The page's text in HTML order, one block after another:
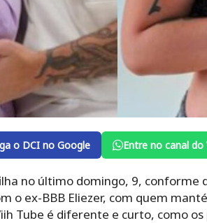
o DCI no Google Entre no canal do
no último domingo, 9, conforme
o ex-BBB Eliezer, com quem
Tube é diferente e curto, como